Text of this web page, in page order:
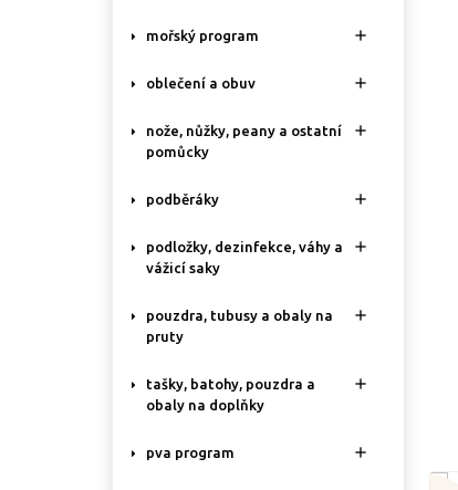
mořský program 
oblečení a obuv 
nože, nůžky, peany a ostatní
pomůcky

podběráky 
podložky, dezinfekce, váhy a
vážicí saky

pouzdra, tubusy a obaly na
pruty

tašky, batohy, pouzdra a
obaly na doplňky

pva program 